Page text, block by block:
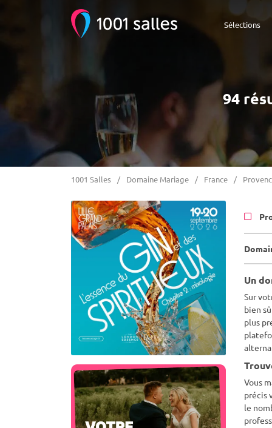
Sélections
94
1001 Salles Domaine Mariage France
Un
Sur
bien
plus
Vous
précis
le